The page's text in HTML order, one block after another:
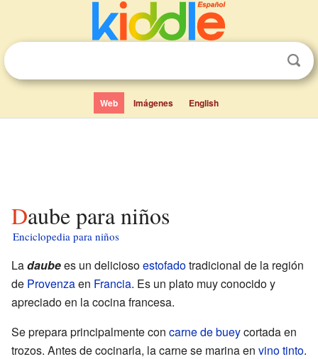
Web Imágenes English
Daube para niños
Enciclopedia para niños
Ladaubees un deliciosoestofadotradicional de la región
de Provenzaen Francia. Es un plato muy conocido y
apreciado en la cocina francesa.
Se prepara principalmente con carne de bueycortada en
trozos. Antes de cocinarla, la carne se marina en vino tinto.